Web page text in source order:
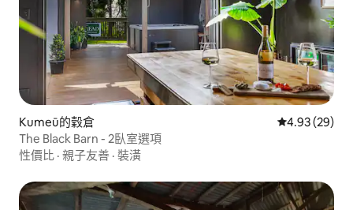
Kumeū的穀倉 從 29 則評價
4.93 (29)
The Black Barn - 2臥室選項
性價比 · 親子友善 · 裝潢